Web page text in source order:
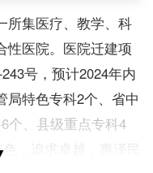
所集医疗、教学、科
性医院。医院迁建项
号，预计2024年内
局特色专科2个、省中
个、县级重点专科4
，追求卓越，惠泽民